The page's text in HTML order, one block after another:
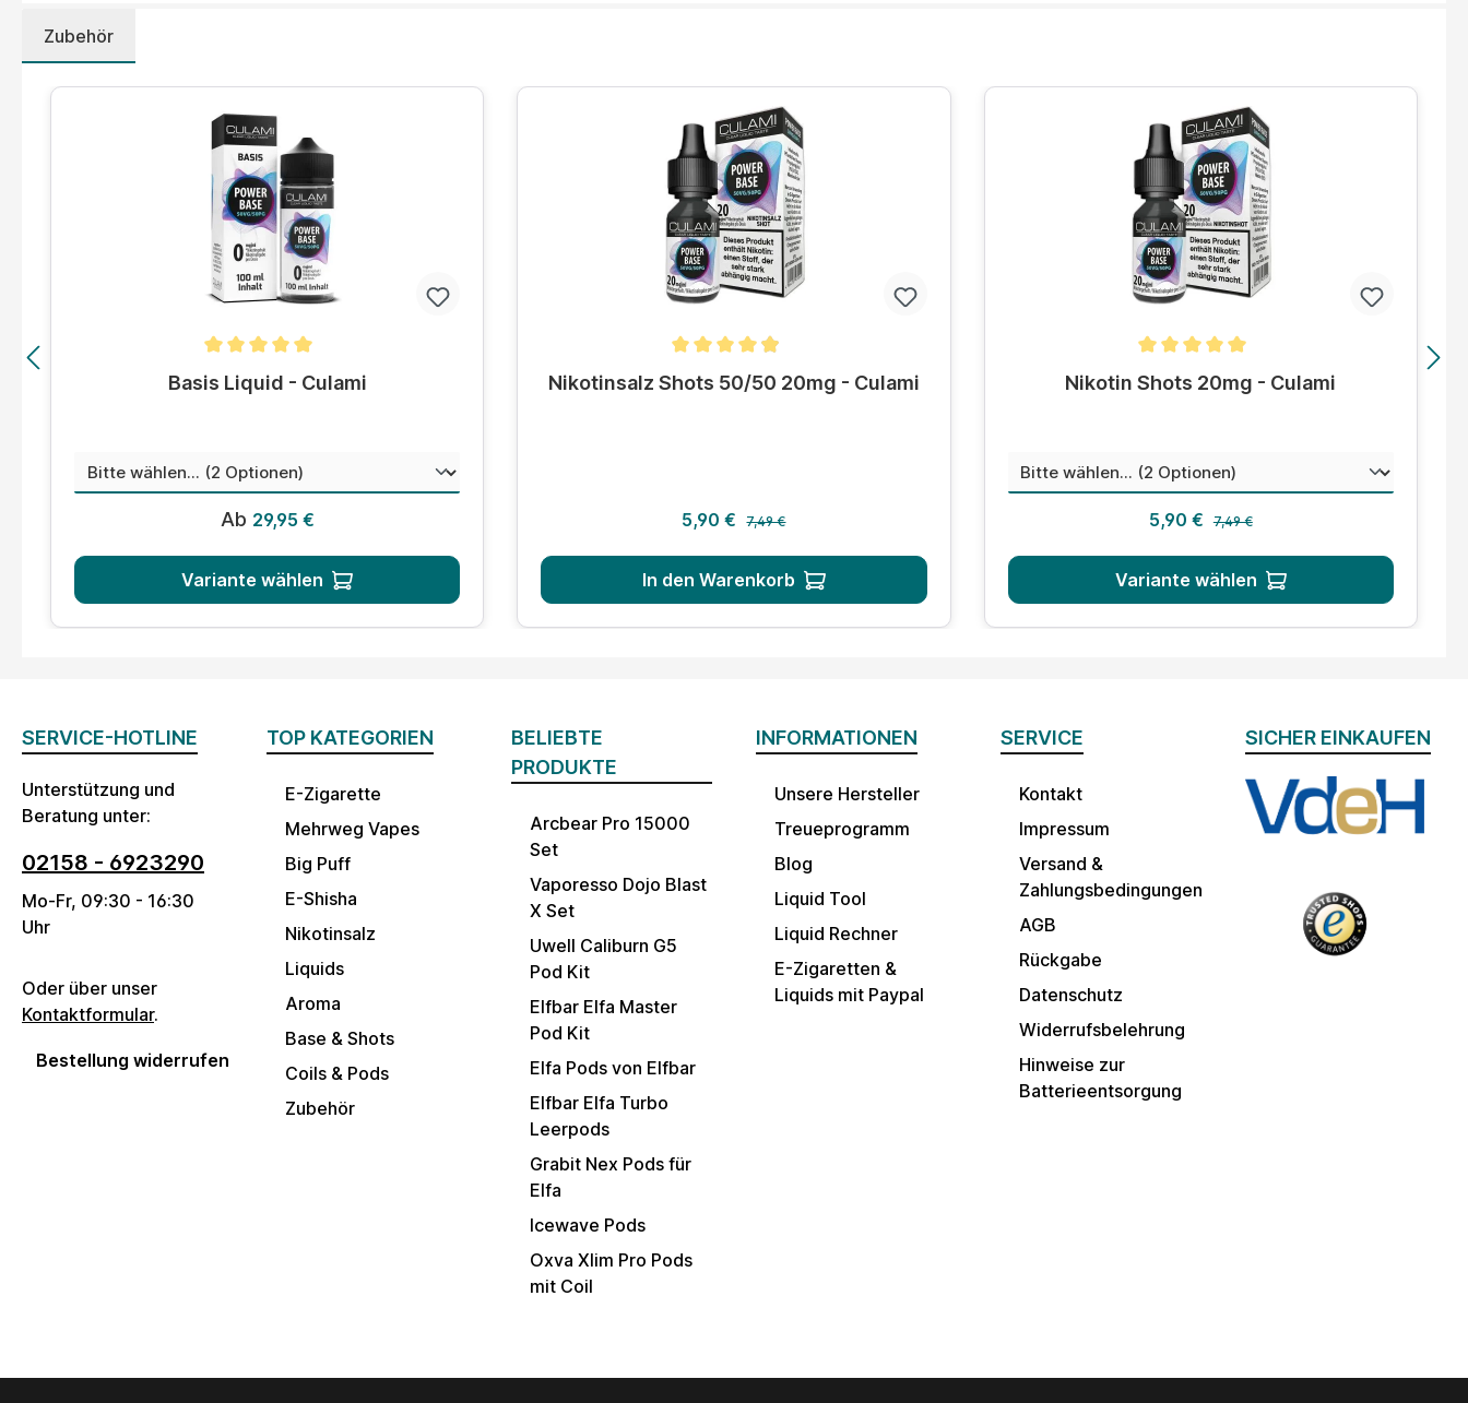
Zubehör
Produktgalerie überspringen
Durchschnittliche Bewertung von 5 von 5 Sternen
Basis Liquid - Culami
Mengeauswählen
Regulärer Preis:
Ab 29,95 €
Variante wählen
Durchschnittliche Bewertung von 4.8 von 5 Sternen
Nikotinsalz Shots 50/50 20mg - Culami
Verkaufspreis:
5,90 € Regulärer Preis:
7,49 €
In den Warenkorb
Durchschnittliche Bewertung von 5 von 5 Sternen
Nikotin Shots 20mg - Culami
Mischungsverhältnis auswählen
Verkaufspreis:
5,90 € Regulärer Preis:
7,49 €
Variante wählen
SERVICE-HOTLINE
Unterstützung und
Beratung unter:
02158 - 6923290
Mo-Fr, 09:30 - 16:30
Uhr
Oder über unser
Kontaktformular.
Bestellung widerrufen
TOP KATEGORIEN
E-Zigarette
Mehrweg Vapes
Big Puff
E-Shisha
Nikotinsalz
Liquids
Aroma
Base & Shots
Coils & Pods
Zubehör
BELIEBTE
PRODUKTE
Arcbear Pro 15000
Set
Vaporesso Dojo Blast
X Set
Uwell Caliburn G5
Pod Kit
Elfbar Elfa Master
Pod Kit
Elfa Pods von Elfbar
Elfbar Elfa Turbo
Leerpods
Grabit Nex Pods für
Elfa
Icewave Pods
Oxva Xlim Pro Pods
mit Coil
INFORMATIONEN
Unsere Hersteller
Treueprogramm
Blog
Liquid Tool
Liquid Rechner
E-Zigaretten &
Liquids mit Paypal
SERVICE
Kontakt
Impressum
Versand &
Zahlungsbedingungen
AGB
Rückgabe
Datenschutz
Widerrufsbelehrung
Hinweise zur
Batterieentsorgung
SICHER EINKAUFEN